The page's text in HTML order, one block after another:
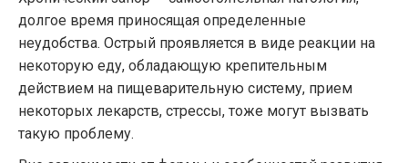
долгое время приносящая определенные
неудобства. Острый проявляется в виде реакции на
некоторую еду, обладающую крепительным
действием на пищеварительную систему, прием
некоторых лекарств, стрессы, тоже могут вызвать
такую проблему.